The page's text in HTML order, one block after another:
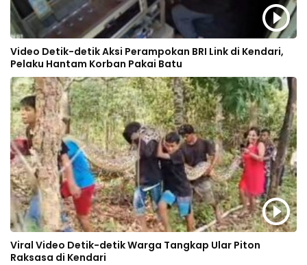
Video Detik-detik Aksi Perampokan BRI Link di Kendari,
Pelaku Hantam Korban Pakai Batu
Viral Video Detik-detik Warga Tangkap Ular Piton
Raksasa di Kendari